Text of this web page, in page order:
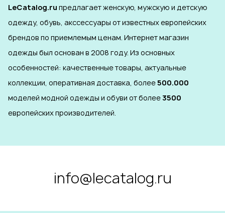
LeCatalog.ru предлагает женскую, мужскую и детскую
одежду, обувь, акссессуары от известных европейских
брендов по приемлемым ценам. Интернет магазин
одежды был основан в 2008 году. Из основных
особенностей: качественные товары, актуальные
коллекции, оперативная доставка, более500.000
моделей модной одежды и обуви от более3500
европейских производителей.
info@lecatalog.ru